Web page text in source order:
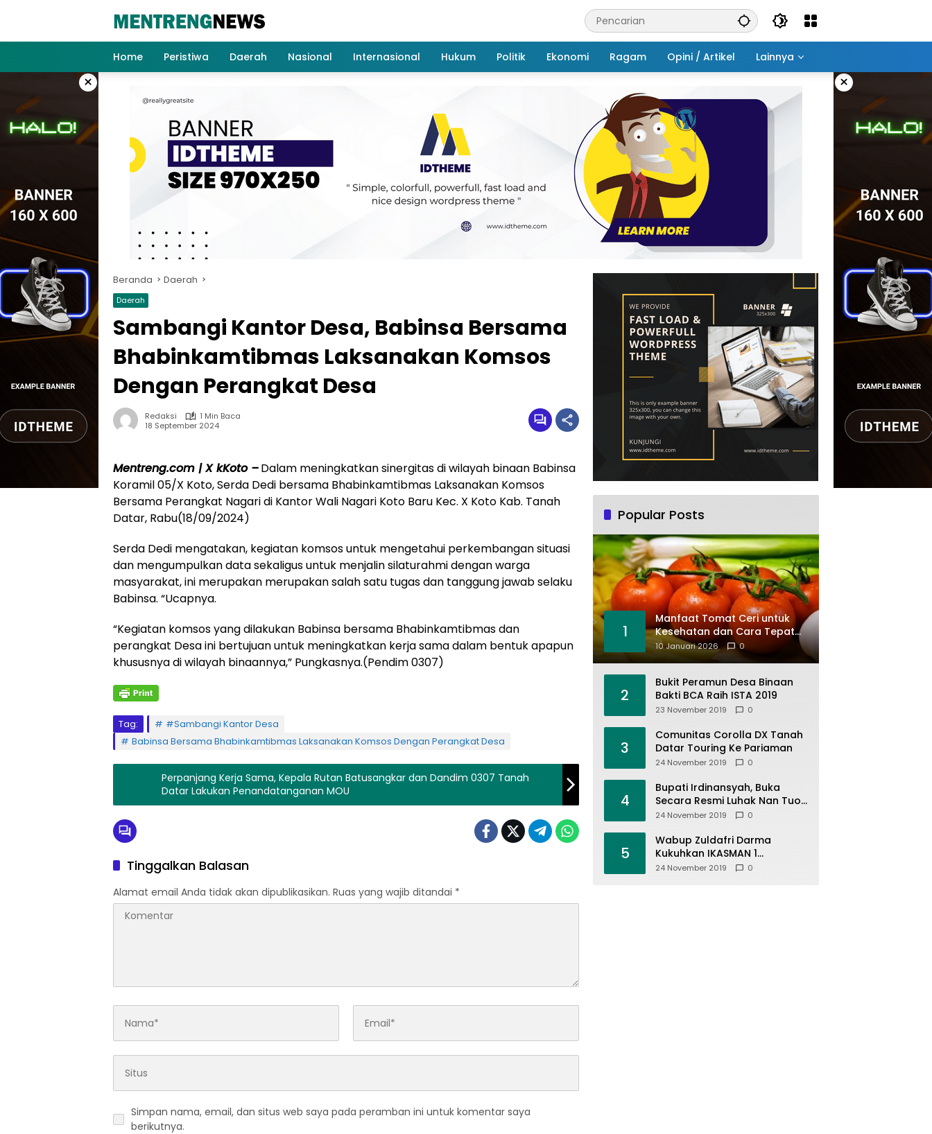
Home
Peristiwa Daerah Nasional Internasional Hukum Politik Ekonomi Ragam Opini / Artikel Lainnya
× ×
Beranda Daerah
Daerah
Sambangi Kantor Desa, Babinsa Bersama
Bhabinkamtibmas Laksanakan Komsos
Dengan Perangkat Desa
Redaksi
1 Min Baca
18 September 2024
Mentreng.com | X kKoto –Dalam meningkatkan sinergitas di wilayah binaan Babinsa
Koramil 05/X Koto, Serda Dedi bersama Bhabinkamtibmas Laksanakan Komsos
Bersama Perangkat Nagari di Kantor Wali Nagari Koto Baru Kec. X Koto Kab. Tanah
Datar, Rabu(18/09/2024)
Serda Dedi mengatakan, kegiatan komsos untuk mengetahui perkembangan situasi
dan mengumpulkan data sekaligus untuk menjalin silaturahmi dengan warga
masyarakat, ini merupakan merupakan salah satu tugas dan tanggung jawab selaku
Babinsa. “Ucapnya.
“Kegiatan komsos yang dilakukan Babinsa bersama Bhabinkamtibmas dan
perangkat Desa ini bertujuan untuk meningkatkan kerja sama dalam bentuk apapun
khususnya di wilayah binaannya,” Pungkasnya.(Pendim 0307)
Tag:
#Sambangi Kantor Desa
Babinsa Bersama Bhabinkamtibmas Laksanakan Komsos Dengan Perangkat Desa
Perpanjang Kerja Sama, Kepala Rutan Batusangkar dan Dandim 0307 Tanah
Datar Lakukan Penandatanganan MOU
Tinggalkan Balasan
Alamat email Anda tidak akan dipublikasikan. Ruas yang wajib ditandai *
Simpan nama, email, dan situs web saya pada peramban ini untuk komentar saya
berikutnya.
Popular Posts
1
Manfaat Tomat Ceri untuk
Kesehatan dan Cara Tepat
Mengonsumsinya
10 Januari 2026 0
2
Bukit Peramun Desa Binaan
Bakti BCA Raih ISTA 2019
23 November 2019 0
3
Comunitas Corolla DX Tanah
Datar Touring Ke Pariaman
24 November 2019 0
4
Bupati Irdinansyah, Buka
Secara Resmi Luhak Nan Tuo
Wirabraja Adventure Offroad
24 November 2019 0
5
Wabup Zuldafri Darma
Kukuhkan IKASMAN 1
Pariangan Se Jabodetabek
24 November 2019 0